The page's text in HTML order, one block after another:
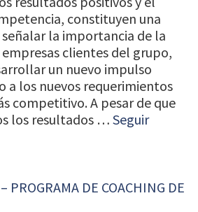
constituyen una
la importancia de la
clientes del grupo,
un nuevo impulso
a los nuevos requerimientos
competitivo. A pesar de que
los resultados … Seguir
PROGRAMA DE COACHING DE